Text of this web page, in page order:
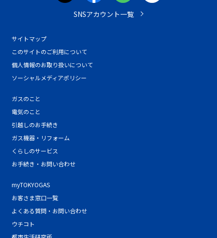
サイトマップ
このサイトのご利用について
個人情報のお取り扱いについて
ソーシャルメディアポリシー
ガスのこと
電気のこと
引越しのお手続き
ガス機器・リフォーム
くらしのサービス
お手続き・お問い合わせ
myTOKYOGAS
お客さま窓口一覧
よくある質問・お問い合わせ
ウチコト
SNSアカウント一覧